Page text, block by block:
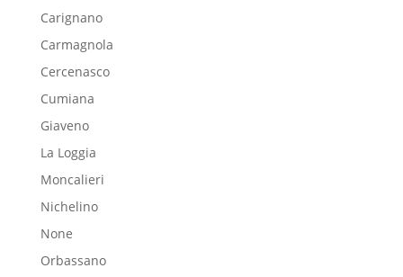
Carignano
Carmagnola
Cercenasco
Cumiana
Giaveno
La Loggia
Moncalieri
Nichelino
None
Orbassano